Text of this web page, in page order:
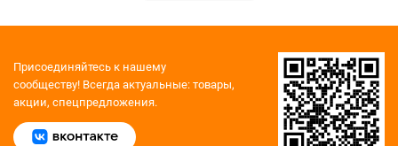
Присоединяйтесь к нашему
сообществу! Всегда актуальные: товары,
акции, спецпредложения.